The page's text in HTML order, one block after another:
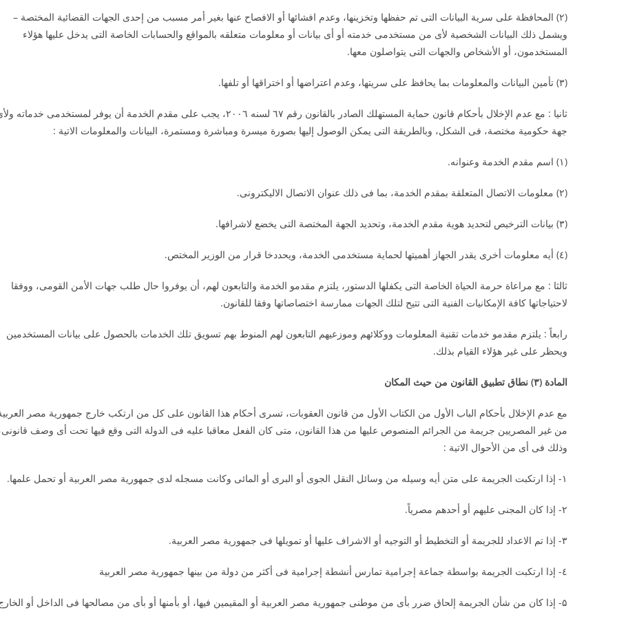
(۲) المحافظة على سرية البيانات التى تم حفظها وتخزينها، وعدم افشائها أو الافصاح عنها بغير أمر مسبب من إحدى الجهات القضائية المختصة –
ويشمل ذلك البيانات الشخصية لأى من مستخدمى خدمته أو أى بيانات أو معلومات متعلقه بالمواقع والحسابات الخاصة التى يدخل عليها هؤلاء
المستخدمون، أو الأشخاص والجهات التى يتواصلون معها.
(۳) تأمين البيانات والمعلومات بما يحافظ على سريتها، وعدم اعتراضها أو اختراقها أو تلفها.
ثانيا : مع عدم الإخلال بأحكام قانون حماية المستهلك الصادر بالقانون رقم ٦۷ لسنه ۲۰۰٦، يجب على مقدم الخدمة أن يوفر لمستخدمى خدماته
جهة حكومية مختصة، فى الشكل، وبالطريقة التى يمكن الوصول إليها بصورة ميسرة ومباشرة ومستمرة، البيانات والمعلومات الاتية :
(۱) اسم مقدم الخدمة وعنوانه.
(۲) معلومات الاتصال المتعلقة بمقدم الخدمة، بما فى ذلك عنوان الاتصال الاليكترونى.
(۳) بيانات الترخيص لتحديد هوية مقدم الخدمة، وتحديد الجهة المختصة التى يخضع لاشرافها.
(٤) أيه معلومات أخرى يقدر الجهاز أهميتها لحماية مستخدمى الخدمة، ويحددخا قرار من الوزير المختص.
ثالثا : مع مراعاة حرمة الحياة الخاصة التى يكفلها الدستور، يلتزم مقدمو الخدمة والتابعون لهم، أن يوفروا حال طلب جهات الأمن القومى، ووفقا
لاحتياجاتها كافة الإمكانيات الفنية التى تتيح لتلك الجهات ممارسة اختصاصاتها وفقا للقانون.
رابعاً : يلتزم مقدمو خدمات تقنية المعلومات ووكلائهم وموزعيهم التابعون لهم المنوط بهم تسويق تلك الخدمات بالحصول على بيانات المستخدمين
ويحظر على غير هؤلاء القيام بذلك.
المادة (۳) نطاق تطبيق القانون من حيث المكان
مع عدم الإخلال بأحكام الباب الأول من الكتاب الأول من قانون العقوبات، تسرى أحكام هذا القانون على كل من ارتكب خارج جمهورية مصر
من غير المصريين جريمة من الجرائم المنصوص عليها من هذا القانون، متى كان الفعل معاقبا عليه فى الدولة التى وقع فيها تحت أى وصف
وذلك فى أى من الأحوال الاتية :
۱- إذا ارتكبت الجريمة على متن أيه وسيله من وسائل النقل الجوى أو البرى أو المائى وكانت مسجله لدى جمهورية مصر العربية أو تحمل علمها.
۲- إذا كان المجنى عليهم أو أحدهم مصرياً.
۳- إذا تم الاعداد للجريمة أو التخطيط أو التوجيه أو الاشراف عليها أو تمويلها فى جمهورية مصر العربية.
٤- إذا ارتكبت الجريمة بواسطة جماعة إجرامية تمارس أنشطة إجرامية فى أكثر من دولة من بينها جمهورية مصر العربية
۵- إذا كان من شأن الجريمة إلحاق ضرر بأى من موطنى جمهورية مصر العربية أو المقيمين فيها، أو بأمنها أو بأى من مصالحها فى الداخل أو الخارج.